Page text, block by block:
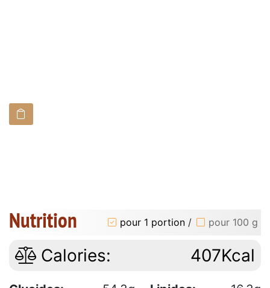
Nutrition pour 1 portion / pour 100 g
Calories: 407Kcal